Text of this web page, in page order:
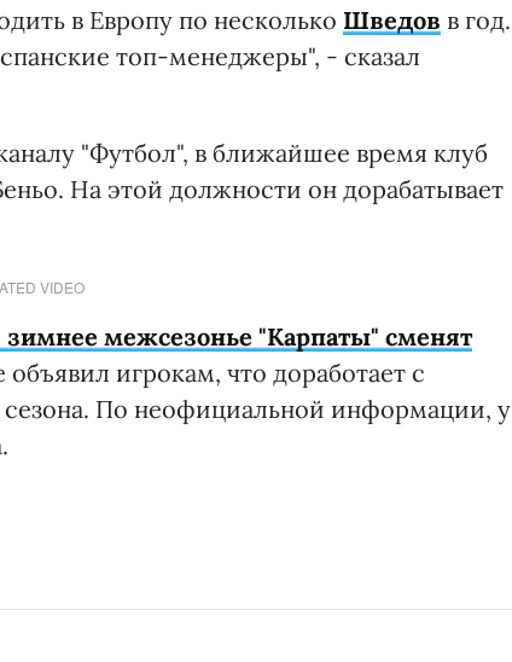
в Европу по несколько Шведов в год.
топ-менеджеры", - сказал
"Футбол", в ближайшее время клуб
На этой должности он дорабатывает
VIDEO
зимнее межсезонье "Карпаты" сменят
игрокам, что доработает с
По неофициальной информации, у